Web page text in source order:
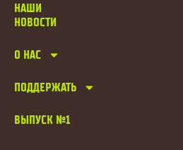
НАШИ
НОВОСТИ
О НАС
ПОДДЕРЖАТЬ
ВЫПУСК №1